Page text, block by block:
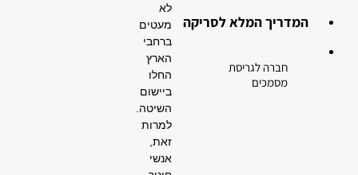
לא
מעטים
ברחבי
הארץ
החלו
ביישום
השיטה.
למרות
זאת,
אנשי
המדריך המלא לסריקה
חברה לגריסת
מסמכים